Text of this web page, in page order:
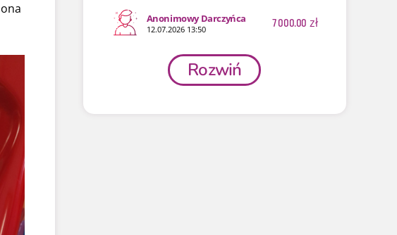
Anonimowy Darczyńca
12.07.2026 13:50 7 000.00 zł
Rozwiń